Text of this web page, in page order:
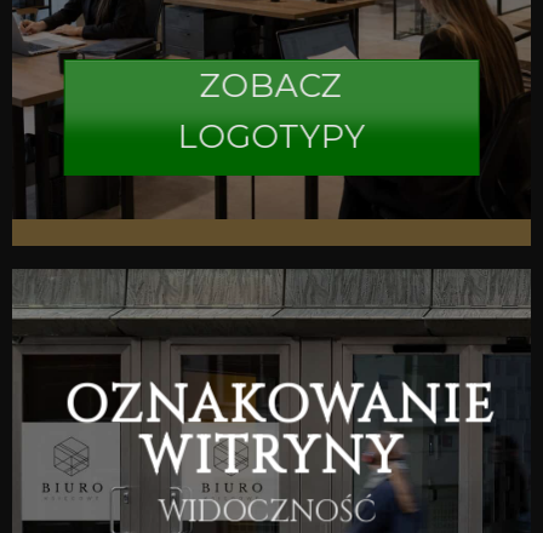
ZOBACZ
LOGOTYPY
OZNAKOWANIE
WITRYNY
WIDOCZNOŚĆ